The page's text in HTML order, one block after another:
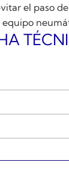
el paso